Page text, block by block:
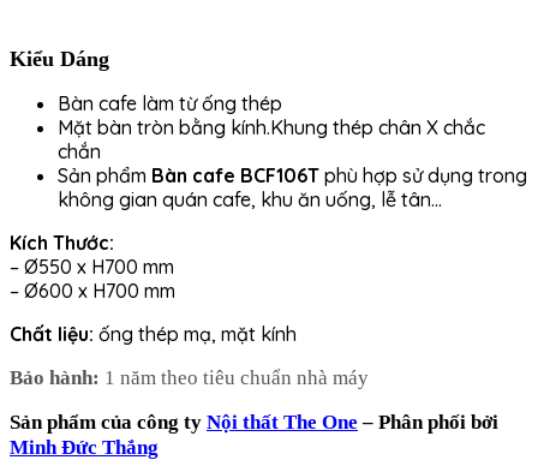
Kiểu Dáng
Bàn cafe làm từ ống thép
Mặt bàn tròn bằng kính.Khung thép chân X chắc
chắn
Sản phẩm Bàn cafe BCF106T phù hợp sử dụng trong
không gian quán cafe, khu ăn uống, lễ tân…
Kích Thước:
– Ø550 x H700 mm
– Ø600 x H700 mm
Chất liệu: ống thép mạ, mặt kính
Bảo hành: 1 năm theo tiêu chuẩn nhà máy
Sản phẩm của công ty Nội thất The One – Phân phối bởi
Minh Đức Thắng